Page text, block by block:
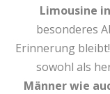
Limousine
besonderes
Erinnerung
sowohl als
Männer wie